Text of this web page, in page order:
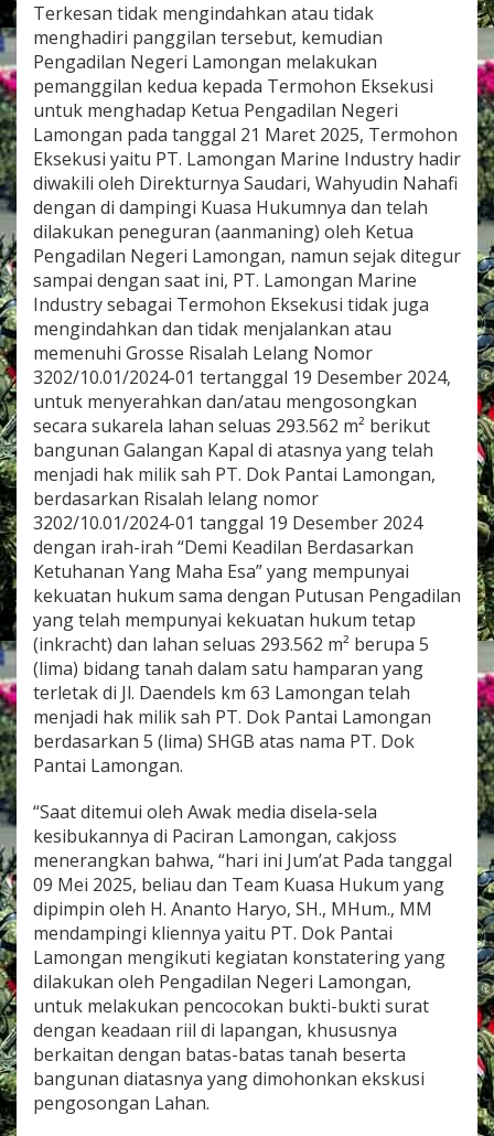
L
A
H
A
N
Y
A
N
G
D
M
O
H
O
N
K
A
N
P
N
G
O
S
O
N
G
A
N
O
E
H
P
T
D
Terkesan tidak mengindahkan atau tidak
menghadiri panggilan tersebut, kemudian
Pengadilan Negeri Lamongan melakukan
pemanggilan kedua kepada Termohon Eksekusi
untuk menghadap Ketua Pengadilan Negeri
Lamongan pada tanggal 21 Maret 2025, Termohon
Eksekusi yaitu PT. Lamongan Marine Industry hadir
diwakili oleh Direkturnya Saudari, Wahyudin Nahafi
dengan di dampingi Kuasa Hukumnya dan telah
dilakukan peneguran (aanmaning) oleh Ketua
Pengadilan Negeri Lamongan, namun sejak ditegur
sampai dengan saat ini, PT. Lamongan Marine
Industry sebagai Termohon Eksekusi tidak juga
mengindahkan dan tidak menjalankan atau
memenuhi Grosse Risalah Lelang Nomor
3202/10.01/2024-01 tertanggal 19 Desember 2024,
untuk menyerahkan dan/atau mengosongkan
secara sukarela lahan seluas 293.562 m² berikut
bangunan Galangan Kapal di atasnya yang telah
menjadi hak milik sah PT. Dok Pantai Lamongan,
berdasarkan Risalah lelang nomor
3202/10.01/2024-01 tanggal 19 Desember 2024
dengan irah-irah “Demi Keadilan Berdasarkan
Ketuhanan Yang Maha Esa” yang mempunyai
kekuatan hukum sama dengan Putusan Pengadilan
yang telah mempunyai kekuatan hukum tetap
(inkracht) dan lahan seluas 293.562 m² berupa 5
(lima) bidang tanah dalam satu hamparan yang
terletak di Jl. Daendels km 63 Lamongan telah
menjadi hak milik sah PT. Dok Pantai Lamongan
berdasarkan 5 (lima) SHGB atas nama PT. Dok
Pantai Lamongan.
“Saat ditemui oleh Awak media disela-sela
kesibukannya di Paciran Lamongan, cakjoss
menerangkan bahwa, “hari ini Jum’at Pada tanggal
09 Mei 2025, beliau dan Team Kuasa Hukum yang
dipimpin oleh H. Ananto Haryo, SH., MHum., MM
mendampingi kliennya yaitu PT. Dok Pantai
Lamongan mengikuti kegiatan konstatering yang
dilakukan oleh Pengadilan Negeri Lamongan,
untuk melakukan pencocokan bukti-bukti surat
dengan keadaan riil di lapangan, khususnya
berkaitan dengan batas-batas tanah beserta
bangunan diatasnya yang dimohonkan ekskusi
pengosongan Lahan.